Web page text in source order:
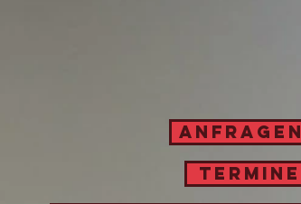
ANFRAGEN
Termine